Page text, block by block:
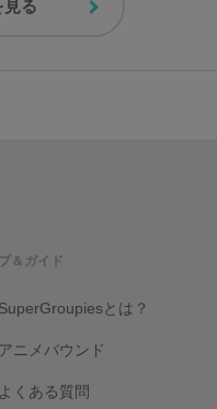
見る
＆ガイド
SuperGroupiesとは？
アニメバウンド
よくある質問